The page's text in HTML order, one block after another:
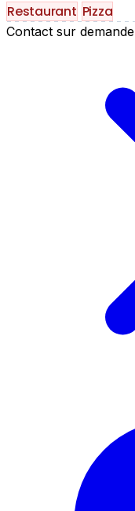
Restaurant Pizza
Contact sur demande